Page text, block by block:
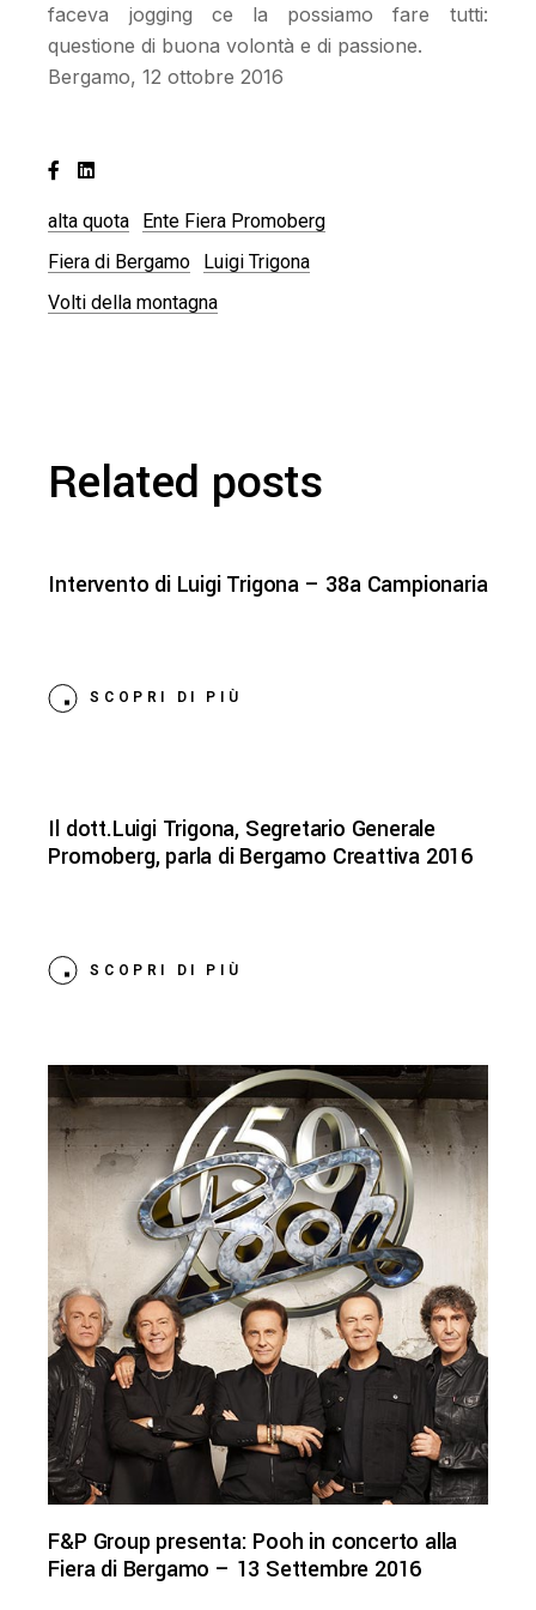
faceva jogging ce la possiamo fare tutti:
questione di buona volontà e di passione.
Bergamo, 12 ottobre 2016
alta quota
Ente Fiera Promoberg
Fiera di Bergamo
Luigi Trigona
Volti della montagna
Related posts
Intervento di Luigi Trigona – 38a Campionaria
SCOPRI DI PIÙ
Il dott.Luigi Trigona, Segretario Generale
Promoberg, parla di Bergamo Creattiva 2016
SCOPRI DI PIÙ
F&P Group presenta: Pooh in concerto alla
Fiera di Bergamo – 13 Settembre 2016